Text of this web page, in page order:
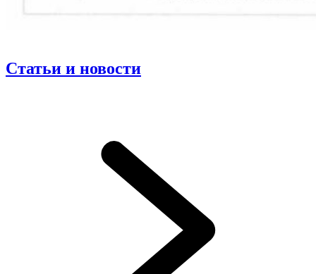
Статьи и новости